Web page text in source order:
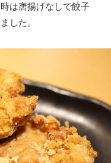
は唐揚げなしで餃子
した。